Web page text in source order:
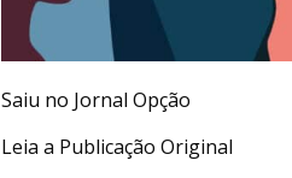
Saiu no Jornal Opção
Leia a Publicação Original